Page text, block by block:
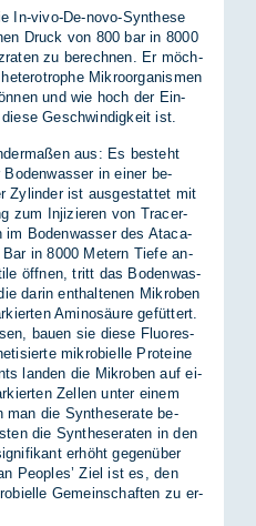
In-vivo-De-novo-Syn­the­se
Druck von 800 bar in 8000
zu be­rech­nen. Er möch­
Mi­kro­or­ga­nis­men
und wie hoch der Ein­
Ge­schwin­dig­keit ist.
aus: Es be­steht
Bo­den­was­ser in ei­ner be­
Zy­lin­der ist aus­ge­stat­tet mit
zum In­ji­zie­ren von Tra­cer­
im Bo­den­was­ser des Ata­ca­
in 8000 Me­tern Tie­fe an­
öff­nen, tritt das Bo­den­was­
dar­in ent­hal­te­nen Mi­kro­ben
Ami­no­säu­re ge­füt­tert.
bau­en sie die­se Fluo­res­
mi­kro­bi­el­le Pro­te­ine
lan­den die Mi­kro­ben auf ei­
Zel­len un­ter ei­nem
man die Syn­the­se­ra­te be­
die Syn­the­se­ra­ten in den
er­höht ge­gen­über
Peop­les’ Ziel ist es, den
Ge­mein­schaf­ten zu er­